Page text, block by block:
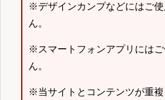
※デザインカンプなどにはご
ん。
※スマートフォンアプリには
ん。
※当サイトとコンテンツが重複